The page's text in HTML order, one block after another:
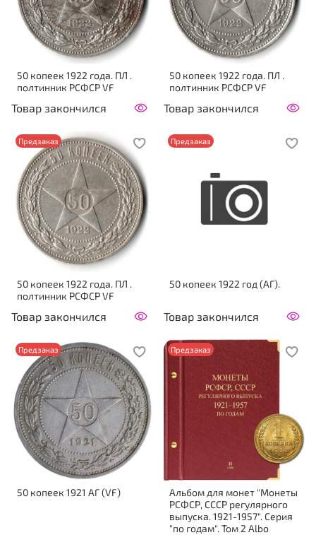
50 копеек 1922 года. ПЛ .
полтинник РСФСР VF
Товар закончился
50 копеек 1922 года. ПЛ .
полтинник РСФСР VF
Товар закончился
Предзаказ
50 копеек 1922 года. ПЛ .
полтинник РСФСР VF
Товар закончился
Предзаказ
50 копеек 1922 год (АГ).
Товар закончился
Предзаказ
50 копеек 1921 АГ (VF)
Предзаказ
Альбом для монет "Монеты
РСФСР, СССР регулярного
выпуска. 1921-1957". Серия
"по годам". Том 2 Albo